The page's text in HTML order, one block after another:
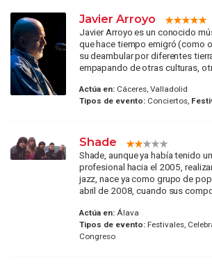
Javier Arroyo
Javier Arroyo es un conocido
que hace tiempo emigró (como
su deambular por diferentes
empapando de otras culturas,
Actúa en:Cáceres, Valladolid
Tipos de evento:Conciertos,
Shade
Shade, aunque ya había tenido
profesional hacia el 2005,
jazz, nace ya como grupo de
abril de 2008, cuando sus
Actúa en:Álava
Tipos de evento:Festivales,
Congreso